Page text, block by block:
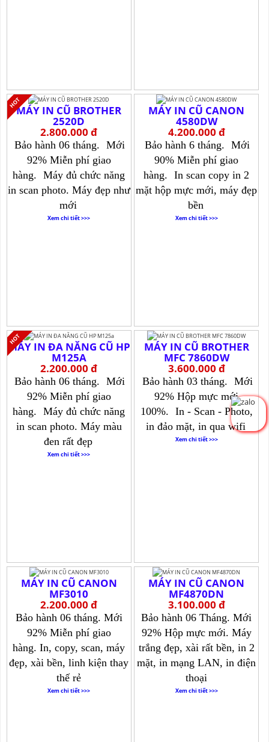
MÁY IN CŨ BROTHER
2520D
2.800.000 đ
Bảo hành 06 tháng.
Mới
92% Miễn phí giao
hàng.
Máy đủ chức năng
in scan photo. Máy đẹp như
mới
Xem chi tiết >>>
MÁY IN CŨ CANON
4580DW
4.200.000 đ
Bảo hành 6 tháng.
Mới
90% Miễn phí giao
hàng.
In scan copy in 2
mặt hộp mực mới, máy đẹp
bền
Xem chi tiết >>>
MÁY IN ĐA NĂNG CŨ HP
M125A
2.200.000 đ
Bảo hành 06 tháng.
Mới
92% Miễn phí giao
hàng.
Máy đủ chức năng
in scan photo. Máy màu
đen rất đẹp
Xem chi tiết >>>
MÁY IN CŨ BROTHER
MFC 7860DW
3.600.000 đ
Bảo hành 03 tháng. Mới
92% Hộp mực mới
100%. In - Scan - Photo,
in đảo mặt, in qua wifi
Xem chi tiết >>>
MÁY IN CŨ CANON
MF3010
2.200.000 đ
Bảo hành 06 tháng. Mới
92% Miễn phí giao
hàng.In, copy, scan, máy
đẹp, xài bền, linh kiện thay
thế rẻ
Xem chi tiết >>>
MÁY IN CŨ CANON
MF4870DN
3.100.000 đ
Bảo hành 06 Tháng.Mới
92% Hộp mực mới. Máy
trắng đẹp, xài rất bền, in 2
mặt, in mạng LAN, in điện
thoại
Xem chi tiết >>>